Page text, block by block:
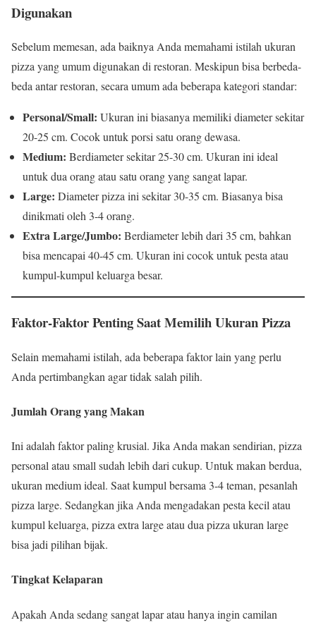
Digunakan
Sebelum memesan, ada baiknya Anda memahami istilah ukuran
pizza yang umum digunakan di restoran. Meskipun bisa berbeda-
beda antar restoran, secara umum ada beberapa kategori standar:
Personal/Small: Ukuran ini biasanya memiliki diameter sekitar
20-25 cm. Cocok untuk porsi satu orang dewasa.
Medium: Berdiameter sekitar 25-30 cm. Ukuran ini ideal
untuk dua orang atau satu orang yang sangat lapar.
Large: Diameter pizza ini sekitar 30-35 cm. Biasanya bisa
dinikmati oleh 3-4 orang.
Extra Large/Jumbo: Berdiameter lebih dari 35 cm, bahkan
bisa mencapai 40-45 cm. Ukuran ini cocok untuk pesta atau
kumpul-kumpul keluarga besar.
Faktor-Faktor Penting Saat Memilih Ukuran Pizza
Selain memahami istilah, ada beberapa faktor lain yang perlu
Anda pertimbangkan agar tidak salah pilih.
Jumlah Orang yang Makan
Ini adalah faktor paling krusial. Jika Anda makan sendirian, pizza
personal atau small sudah lebih dari cukup. Untuk makan berdua,
ukuran medium ideal. Saat kumpul bersama 3-4 teman, pesanlah
pizza large. Sedangkan jika Anda mengadakan pesta kecil atau
kumpul keluarga, pizza extra large atau dua pizza ukuran large
bisa jadi pilihan bijak.
Tingkat Kelaparan
Apakah Anda sedang sangat lapar atau hanya ingin camilan